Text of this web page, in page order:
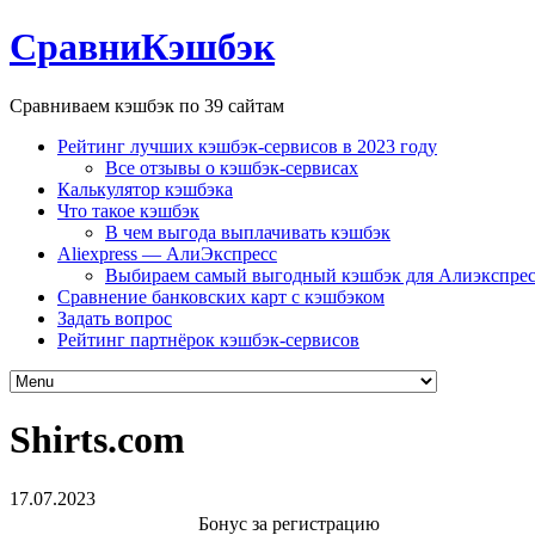
СравниКэшбэк
Сравниваем кэшбэк по 39 сайтам
Рейтинг лучших кэшбэк-сервисов в 2023 году
Все отзывы о кэшбэк-сервисах
Калькулятор кэшбэка
Что такое кэшбэк
В чем выгода выплачивать кэшбэк
Aliexpress — АлиЭкспресс
Выбираем самый выгодный кэшбэк для
Сравнение банковских карт с кэшбэком
Задать вопрос
Рейтинг партнёрок кэшбэк-сервисов
Shirts.com
17.07.2023
Бонус за регистрацию